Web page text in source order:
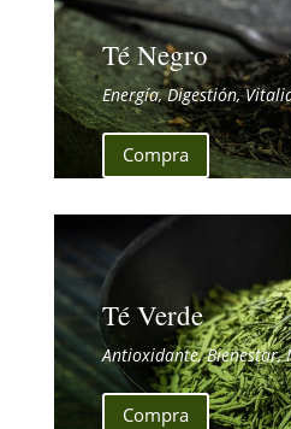
Té Negro
Energía, Digestión,
Compra
Té Verde
Antioxidante, Bienestar,
Compra